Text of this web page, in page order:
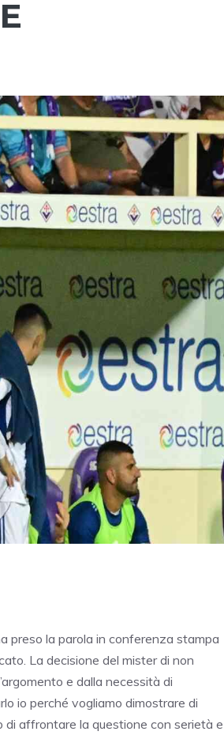
preso la parola in conferenza stampa
La decisione del mister di non
e dalla necessità di
io perché vogliamo dimostrare di
di affrontare la questione con serietà e